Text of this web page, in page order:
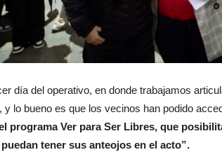
día del operativo, en donde trabajamos
lo bueno es que los vecinos han podido
programa Ver para Ser Libres, que
tener sus anteojos en el acto”.